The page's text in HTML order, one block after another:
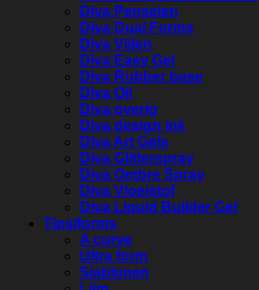
Diva Penselen
Diva Dual Forms
Diva Vijlen
Diva Easy Gel
Diva Rubber base
Diva Oil
Diva overig
Diva design ink
Diva Art Gels
Diva Glitterspray
Diva Ombre Spray
Diva Vloeistof
Diva Liquid Builder Gel
Tips/forms
A curve
Ultra form
Sjablonen